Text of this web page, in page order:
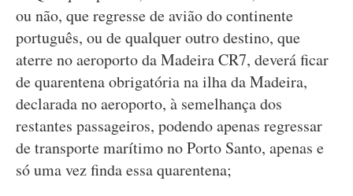
ou não, que regresse de avião do continente
português, ou de qualquer outro destino, que
aterre no aeroporto da Madeira CR7, deverá ficar
de quarentena obrigatória na ilha da Madeira,
declarada no aeroporto, à semelhança dos
restantes passageiros, podendo apenas regressar
de transporte marítimo no Porto Santo, apenas e
só uma vez finda essa quarentena;